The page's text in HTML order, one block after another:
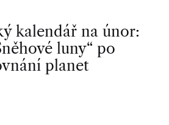
kalendář na únor:
luny“ po
planet